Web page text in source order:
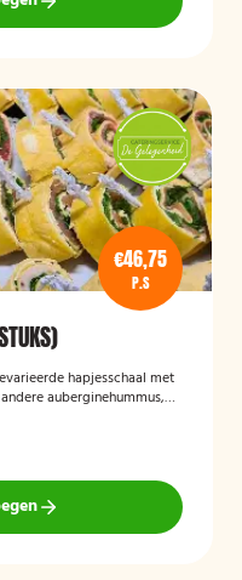
€46,75
P.S
hapjesschaal met
auberginehummus,
feesten of zakelijke
eten.